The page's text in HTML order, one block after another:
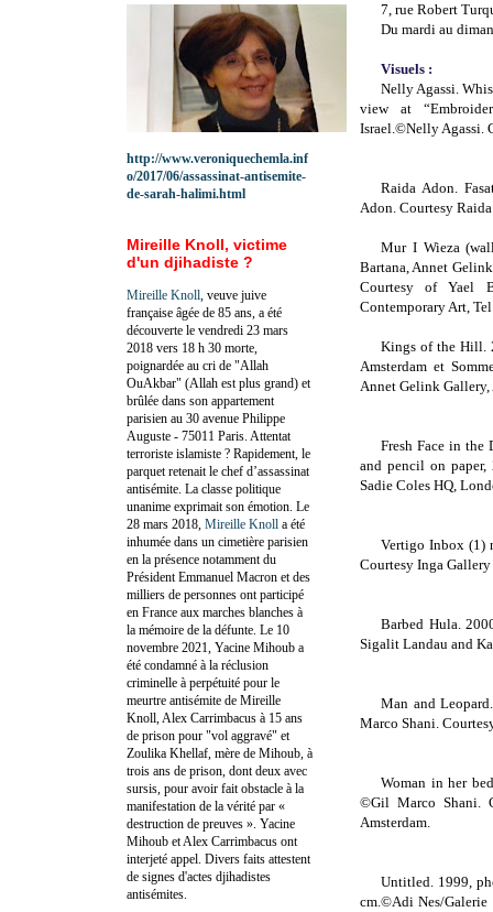
7, rue Robert
Du mardi au
Visuels :
Nelly Agassi.
view at
Israel.©Nelly Agassi.
Raida Adon.
Adon. Courtesy
Mur I Wieza
Bartana, Annet
Courtesy of Yael
Contemporary Art,
Kings of the Hill.
Amsterdam et
Annet Gelink Gallery,
Fresh Face in
and pencil on
Sadie Coles HQ,
Vertigo Inbox (1)
Courtesy Inga
Barbed Hula.
Sigalit Landau and
Man and
Marco Shani.
Woman in her
©Gil Marco Shani.
Amsterdam.
Untitled. 1999,
cm.©Adi Nes/Galerie
http://www.veroniquechemla.inf
o/2017/06/assassinat-antisemite-
de-sarah-halimi.html
Mireille Knoll, victime
d'un djihadiste ?
Mireille Knoll , veuve juive
française âgée de 85 ans, a été
découverte le vendredi 23 mars
2018 vers 18 h 30 morte,
poignardée au cri de "Allah
OuAkbar" (Allah est plus grand) et
brûlée dans son appartement
parisien au 30 avenue Philippe
Auguste - 75011 Paris. Attentat
terroriste islamiste ? Rapidement, le
parquet retenait le chef d’assassinat
antisémite. La classe politique
unanime exprimait son émotion. Le
28 mars 2018, Mireille Knoll a été
inhumée dans un cimetière parisien
en la présence notamment du
Président Emmanuel Macron et des
milliers de personnes ont participé
en France aux marches blanches à
la mémoire de la défunte. Le 10
novembre 2021, Yacine Mihoub a
été condamné à la réclusion
criminelle à perpétuité pour le
meurtre antisémite de Mireille
Knoll, Alex Carrimbacus à 15 ans
de prison pour "vol aggravé" et
Zoulika Khellaf, mère de Mihoub, à
trois ans de prison, dont deux avec
sursis, pour avoir fait obstacle à la
manifestation de la vérité par «
destruction de preuves ». Yacine
Mihoub et Alex Carrimbacus ont
interjeté appel. Divers faits attestent
de signes d'actes djihadistes
antisémites.